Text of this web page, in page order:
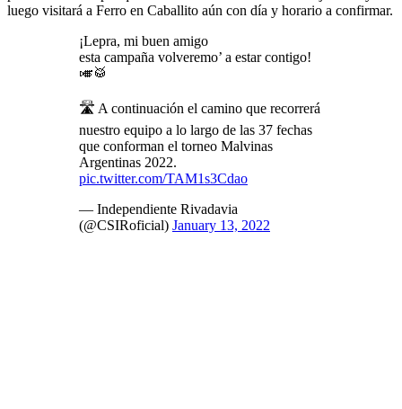
luego visitará a Ferro en Caballito aún con día y horario a confirmar.
¡Lepra, mi buen amigo
esta campaña volveremo’ a estar contigo!
🎺🥁
🛣 A continuación el camino que recorrerá
nuestro equipo a lo largo de las 37 fechas
que conforman el torneo Malvinas
Argentinas 2022.
pic.twitter.com/TAM1s3Cdao
— Independiente Rivadavia
(@CSIRoficial) January 13, 2022